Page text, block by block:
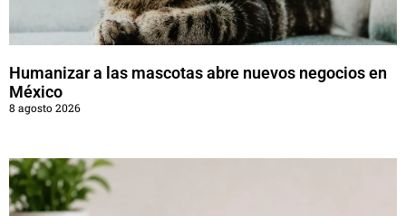
Humanizar a las mascotas abre nuevos negocios en
México
8 agosto 2026